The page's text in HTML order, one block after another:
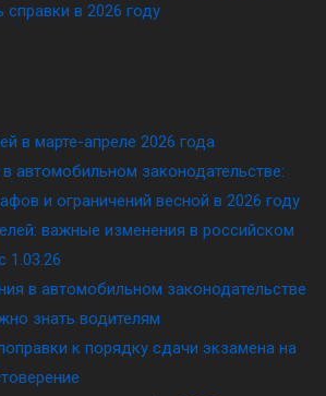
справки в 2026 году
в марте-апреле 2026 года
автомобильном законодательстве:
и ограничений весной в 2026 году
важные изменения в российском
1.03.26
в автомобильном законодательстве
знать водителям
к порядку сдачи экзамена на